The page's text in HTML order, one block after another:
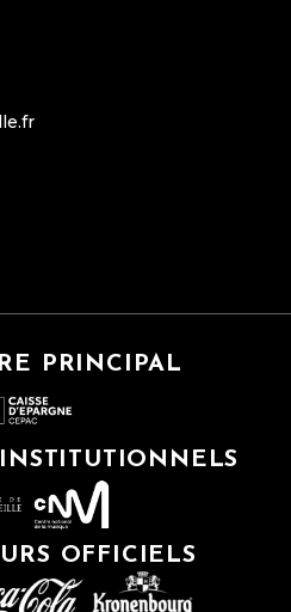
PRINCIPAL
OFFICIELS